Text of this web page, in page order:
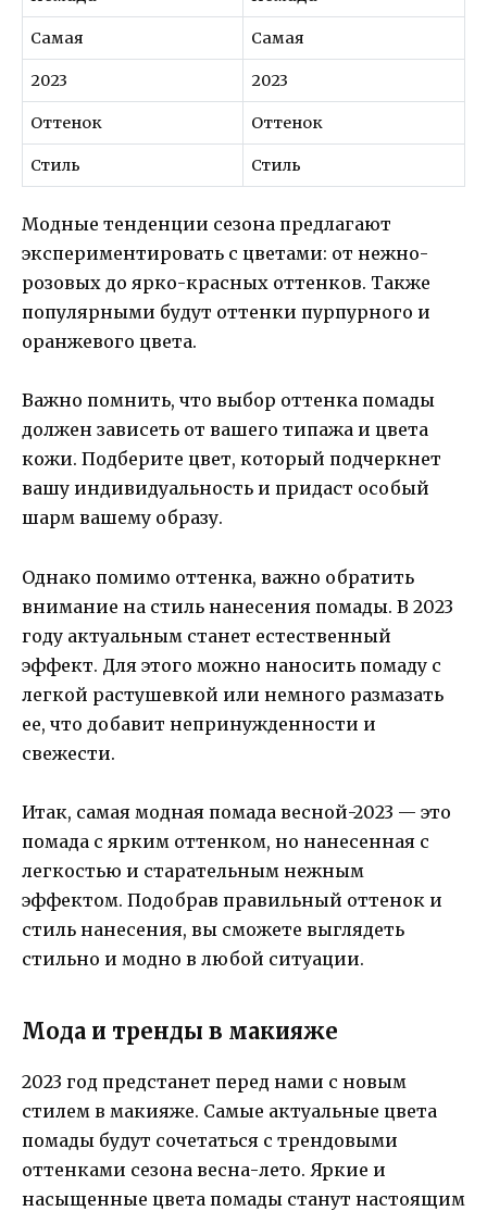
Самая Самая
2023 2023
Оттенок Оттенок
Стиль Стиль
Модные тенденции сезона предлагают
экспериментировать с цветами: от нежно-
розовых до ярко-красных оттенков. Также
популярными будут оттенки пурпурного и
оранжевого цвета.
Важно помнить, что выбор оттенка помады
должен зависеть от вашего типажа и цвета
кожи. Подберите цвет, который подчеркнет
вашу индивидуальность и придаст особый
шарм вашему образу.
Однако помимо оттенка, важно обратить
внимание на стиль нанесения помады. В 2023
году актуальным станет естественный
эффект. Для этого можно наносить помаду с
легкой растушевкой или немного размазать
ее, что добавит непринужденности и
свежести.
Итак, самая модная помада весной-2023 — это
помада с ярким оттенком, но нанесенная с
легкостью и старательным нежным
эффектом. Подобрав правильный оттенок и
стиль нанесения, вы сможете выглядеть
стильно и модно в любой ситуации.
Мода и тренды в макияже
2023 год предстанет перед нами с новым
стилем в макияже. Самые актуальные цвета
помады будут сочетаться с трендовыми
оттенками сезона весна-лето. Яркие и
насыщенные цвета помады станут настоящим